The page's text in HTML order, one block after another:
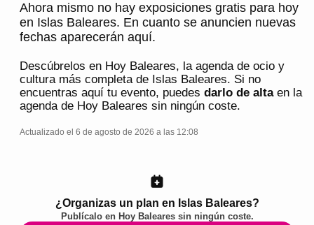
Ahora mismo no hay exposiciones gratis para hoy
en Islas Baleares. En cuanto se anuncien nuevas
fechas aparecerán aquí.
Descúbrelos en Hoy Baleares, la agenda de ocio y
cultura más completa de Islas Baleares. Si no
encuentras aquí tu evento, puedes darlo de altaen la
agenda de Hoy Baleares sin ningún coste.
Actualizado el 6 de agosto de 2026 a las 12:08
¿Organizas un plan en Islas Baleares?
Publícalo en Hoy Balearessin ningún coste.